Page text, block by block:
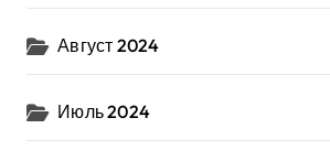
Август 2024
Июль 2024